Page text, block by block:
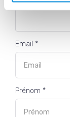
Email *
Prénom *